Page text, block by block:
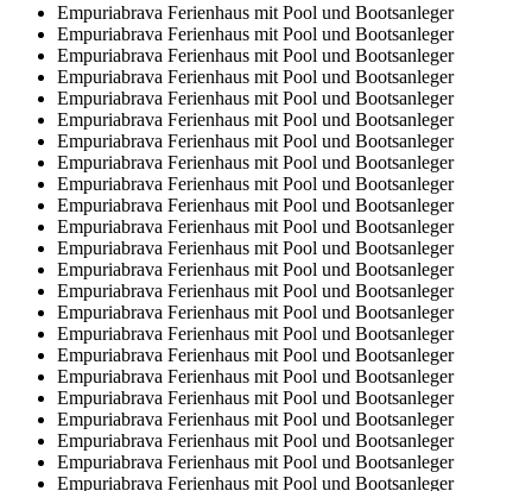
Empuriabrava Ferienhaus mit Pool und Bootsanleger
Empuriabrava Ferienhaus mit Pool und Bootsanleger
Empuriabrava Ferienhaus mit Pool und Bootsanleger
Empuriabrava Ferienhaus mit Pool und Bootsanleger
Empuriabrava Ferienhaus mit Pool und Bootsanleger
Empuriabrava Ferienhaus mit Pool und Bootsanleger
Empuriabrava Ferienhaus mit Pool und Bootsanleger
Empuriabrava Ferienhaus mit Pool und Bootsanleger
Empuriabrava Ferienhaus mit Pool und Bootsanleger
Empuriabrava Ferienhaus mit Pool und Bootsanleger
Empuriabrava Ferienhaus mit Pool und Bootsanleger
Empuriabrava Ferienhaus mit Pool und Bootsanleger
Empuriabrava Ferienhaus mit Pool und Bootsanleger
Empuriabrava Ferienhaus mit Pool und Bootsanleger
Empuriabrava Ferienhaus mit Pool und Bootsanleger
Empuriabrava Ferienhaus mit Pool und Bootsanleger
Empuriabrava Ferienhaus mit Pool und Bootsanleger
Empuriabrava Ferienhaus mit Pool und Bootsanleger
Empuriabrava Ferienhaus mit Pool und Bootsanleger
Empuriabrava Ferienhaus mit Pool und Bootsanleger
Empuriabrava Ferienhaus mit Pool und Bootsanleger
Empuriabrava Ferienhaus mit Pool und Bootsanleger
Empuriabrava Ferienhaus mit Pool und Bootsanleger